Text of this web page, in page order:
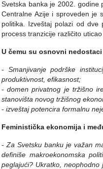
Svetska banka je 2002. godine
Centralne Azije i sproveden je
politika. Izveštaj polazi od dve
process tranzicije različito
U čemu su osnovni
- Smanjivanje podrške
produktivnost, efikasnost;
- domen privatnog je tržišno
stanovišta novog tržišnog
- izveštaj potencira formalnu
Feministička ekonomija i
- Za Svetsku banku je važan
definiše makroekonomska
peglajući? Ukratko,